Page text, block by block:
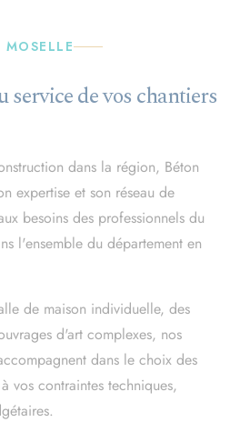
service de vos chantiers
dans la région, Béton
expertise et son réseau de
besoins des professionnels du
l'ensemble du département en
de maison individuelle, des
d'art complexes, nos
dans le choix des
vos contraintes techniques,